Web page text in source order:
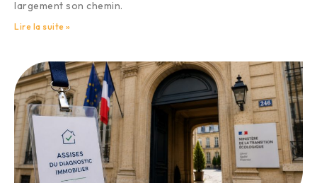
largement son chemin.
Lire la suite »